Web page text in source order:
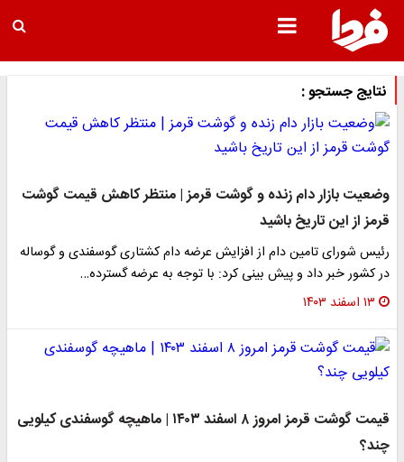
نتایج جستجو :
وضعیت بازار دام زنده و گوشت قرمز | منتظر کاهش قیمت گوشت
قرمز از این تاریخ باشید
رئیس شورای تامین دام از افزایش عرضه دام کشتاری گوسفندی و گوساله
در کشور خبر داد و پیش بینی کرد: با توجه به عرضه گسترده…
۱۳ اسفند ۱۴۰۳
قیمت گوشت قرمز امروز ۸ اسفند ۱۴۰۳ | ماهیچه گوسفندی کیلویی
چند؟